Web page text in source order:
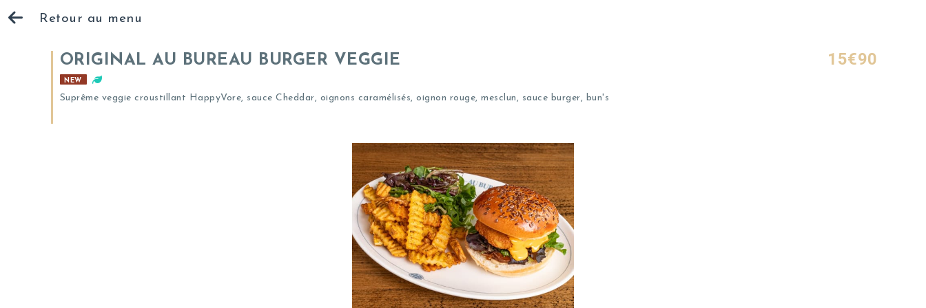
Retour au menu
ORIGINAL AU BUREAU BURGER VEGGIE 15€90
NEW
Suprême veggie croustillant HappyVore, sauce Cheddar, oignons caramélisés, oignon rouge, mesclun, sauce burger, bun's